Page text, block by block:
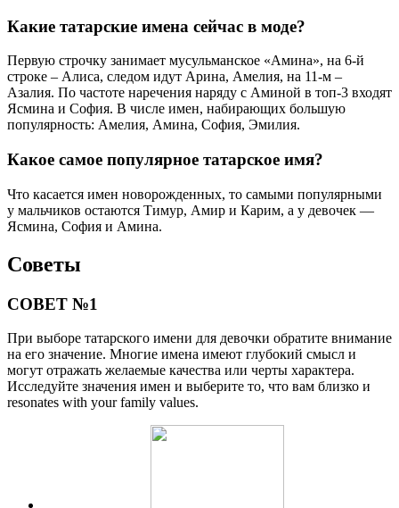
Какие татарские имена сейчас в моде?
Первую строчку занимает мусульманское «Амина», на 6-й
строке – Алиса, следом идут Арина, Амелия, на 11-м –
Азалия. По частоте наречения наряду с Аминой в топ-3 входят
Ясмина и София. В числе имен, набирающих большую
популярность: Амелия, Амина, София, Эмилия.
Какое самое популярное татарское имя?
Что касается имен новорожденных, то самыми популярными
у мальчиков остаются Тимур, Амир и Карим, а у девочек —
Ясмина, София и Амина.
Советы
СОВЕТ №1
При выборе татарского имени для девочки обратите внимание
на его значение. Многие имена имеют глубокий смысл и
могут отражать желаемые качества или черты характера.
Исследуйте значения имен и выберите то, что вам близко и
resonates with your family values.